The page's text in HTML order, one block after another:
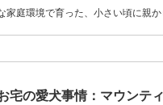
家庭環境で育った、小さい頃に親か
宅の愛犬事情：マウンテ